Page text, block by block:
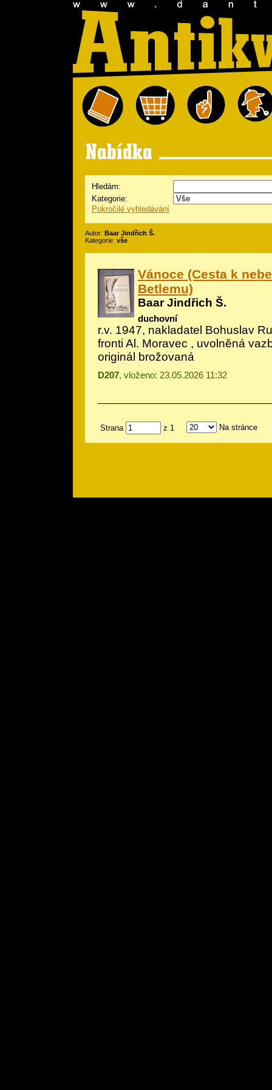
Hledám:
Kategorie:
Pokročilé vyhledávání
Autor: Baar Jindřich Š.
Kategorie: vše
Vánoce (Cesta k
Betlemu)
Baar Jindřich Š.
duchovní
r.v. 1947, nakladatel Bohuslav
fronti Al. Moravec , uvolněná
originál brožovaná
D207, vloženo: 23.05.2026 11:32
Strana z 1 Na stránce